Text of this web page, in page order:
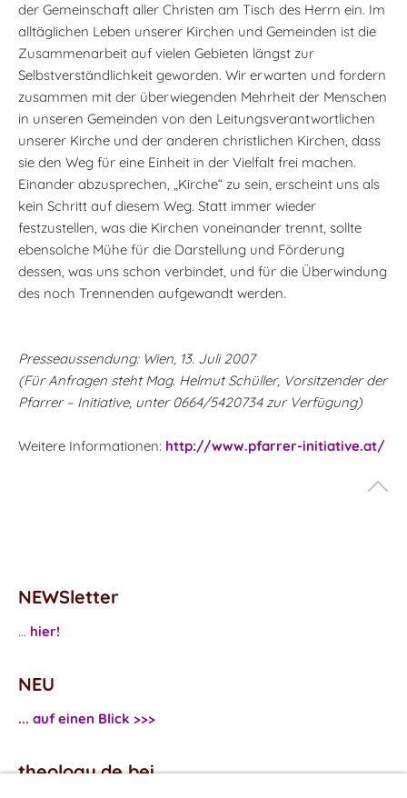
der Gemeinschaft aller Christen am Tisch des Herrn ein. Im
alltäglichen Leben unserer Kirchen und Gemeinden ist die
Zusammenarbeit auf vielen Gebieten längst zur
Selbstverständlichkeit geworden. Wir erwarten und fordern
zusammen mit der überwiegenden Mehrheit der Menschen
in unseren Gemeinden von den Leitungsverantwortlichen
unserer Kirche und der anderen christlichen Kirchen, dass
sie den Weg für eine Einheit in der Vielfalt frei machen.
Einander abzusprechen, „Kirche“ zu sein, erscheint uns als
kein Schritt auf diesem Weg. Statt immer wieder
festzustellen, was die Kirchen voneinander trennt, sollte
ebensolche Mühe für die Darstellung und Förderung
dessen, was uns schon verbindet, und für die Überwindung
des noch Trennenden aufgewandt werden.
Presseaussendung: Wien, 13. Juli 2007
(Für Anfragen steht Mag. Helmut Schüller, Vorsitzender der
Pfarrer – Initiative, unter 0664/5420734 zur Verfügung)
Weitere Informationen: http://www.pfarrer-initiative.at/
NEWSletter
... hier!
NEU
... auf einen Blick >>>
theology.de bei